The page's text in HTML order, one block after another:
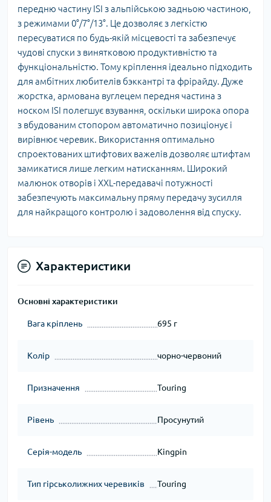
передню частину ISI з альпійською задньою частиною,
з режимами 0°/7°/13°. Це дозволяє з легкістю
пересуватися по будь-якій місцевості та забезпечує
чудові спуски з винятковою продуктивністю та
функціональністю. Тому кріплення ідеально підходить
для амбітних любителів бэккантрі та фрірайду. Дуже
жорстка, армована вуглецем передня частина з
носком ISI полегшує взування, оскільки широка опора
з вбудованим стопором автоматично позиціонує і
вирівнює черевик. Використання оптимально
спроектованих штифтових важелів дозволяє штифтам
замикатися лише легким натисканням. Широкий
малюнок отворів і XXL-передавачі потужності
забезпечують максимальну пряму передачу зусилля
для найкращого контролю і задоволення від спуску.
Характеристики
Основні характеристики
Вага кріплень 695 г
Колір чорно-червоний
Призначення Touring
Рівень Просунутий
Серія-модель Kingpin
Тип гірськолижних черевиків Touring